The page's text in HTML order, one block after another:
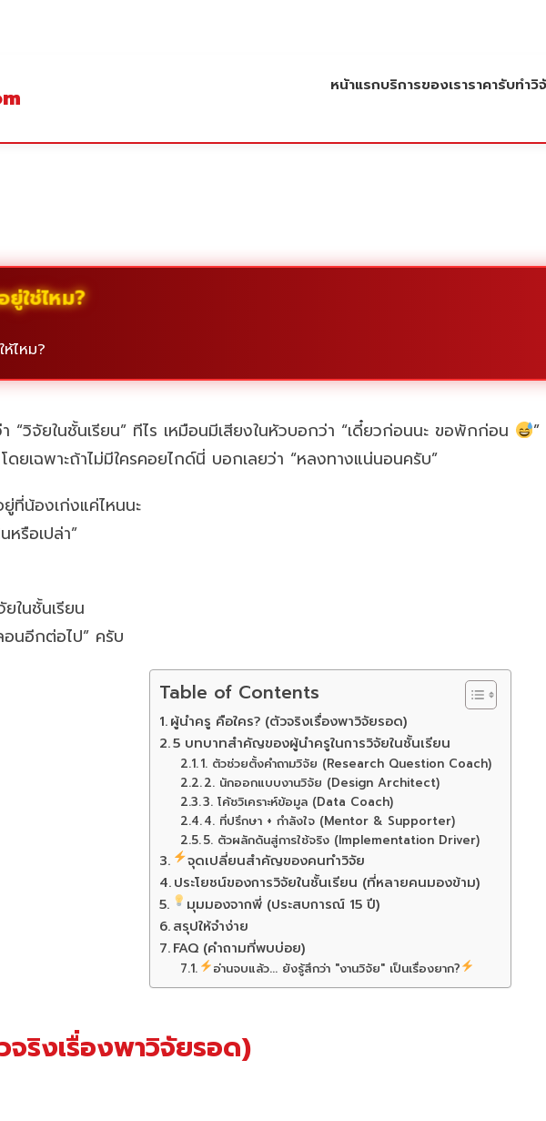
หน้าแรกบริการของเราราคารับทำวิ
ใช่ไหม?
ห้ไหม?
“วิจัยในชั้นเรียน” ทีไร เหมือนมีเสียงในหัวบอกว่า “เดี๋ยวก่อนนะ ขอพักก่อน
”
ยเฉพาะถ้าไม่มีใครคอยไกด์นี่ บอกเลยว่า “หลงทางแน่นอนครับ”
ที่น้องเก่งแค่ไหนนะ
รือเปล่า”
ในชั้นเรียน
อนอีกต่อไป” ครับ
Table of Contents
ผู้นำครู คือใคร? (ตัวจริงเรื่องพาวิจัยรอด)
5 บทบาทสำคัญของผู้นำครูในการวิจัยในชั้นเรียน
1. ตัวช่วยตั้งคำถามวิจัย (Research Question Coach)
2. นักออกแบบงานวิจัย (Design Architect)
3. โค้ชวิเคราะห์ข้อมูล (Data Coach)
4. ที่ปรึกษา + กำลังใจ (Mentor & Supporter)
5. ตัวผลักดันสู่การใช้จริง (Implementation Driver)
จุดเปลี่ยนสำคัญของคนทำวิจัย
ประโยชน์ของการวิจัยในชั้นเรียน (ที่หลายคนมองข้าม)
มุมมองจากพี่ (ประสบการณ์ 15 ปี)
สรุปให้จำง่าย
FAQ (คำถามที่พบบ่อย)
อ่านจบแล้ว... ยังรู้สึกว่า "งานวิจัย" เป็นเรื่องยาก?
จริงเรื่องพาวิจัยรอด)